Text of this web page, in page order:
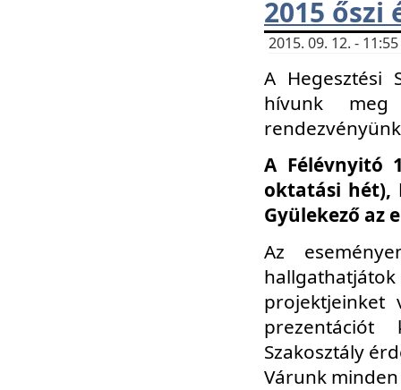
2015
2015. 09. 12. -
A Hegesztési
hívunk
A Félévnyitó
oktatási hét),
Gyülekező az
Az
Szakosztály
Várunk